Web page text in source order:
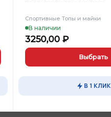
Спортивные Топы и майки
В наличии
3250,00 ₽
Выбрать
вариаций.
В 1 КЛИК